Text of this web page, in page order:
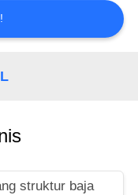
struktur baja